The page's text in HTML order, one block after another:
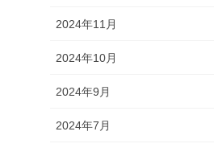
2024年11月
2024年10月
2024年9月
2024年7月